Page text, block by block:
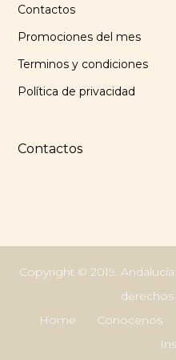
Contactos
Promociones del mes
Terminos y condiciones
Política de privacidad
Contactos
Copyright © 2019.
Home
Conocenos